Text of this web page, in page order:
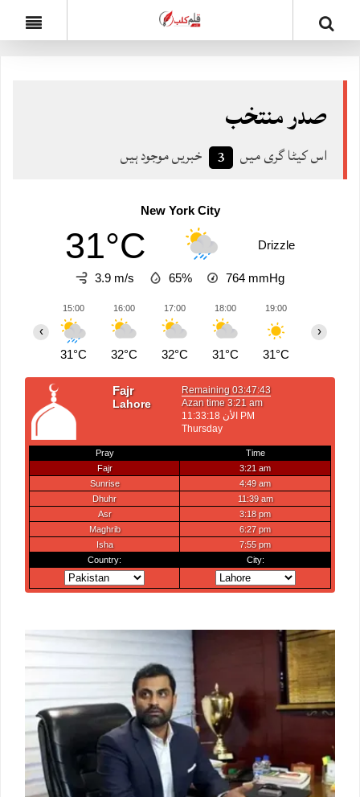
صدر منتخب
اس کیٹا گری میں 3 خبریں موجود ہیں
New York City
31°C Drizzle
3.9 m/s 65% 764 mmHg
15:00
31°C
16:00
32°C
17:00
32°C
18:00
31°C
19:00
31°C
‹ ›